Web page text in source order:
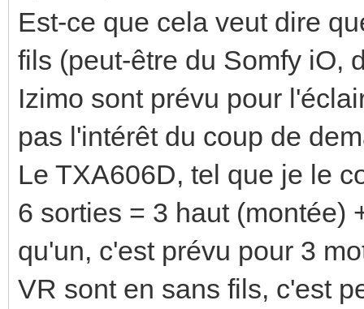
Est-ce que cela veut dire
fils (peut-être du Somfy iO,
Izimo sont prévu pour
pas l'intérêt du coup de
Le TXA606D, tel que je le
6 sorties = 3 haut (montée)
qu'un, c'est prévu pour 3
VR sont en sans fils, c'est